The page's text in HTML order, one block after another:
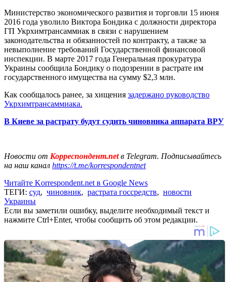
Министерство экономического развития и торговли 15 июня
2016 года уволило Виктора Бондика с должности директора
ГП Укрхимтрансаммиак в связи с нарушением
законодательства и обязанностей по контракту, а также за
невыполнение требований Государственной финансовой
инспекции. В марте 2017 года Генеральная прокуратура
Украины сообщила Бондику о подозрении в растрате им
государственного имущества на сумму $2,3 млн.
Как сообщалось ранее, за хищения задержано руководство
Укрхимтрансаммиака.
В Киеве за растрату будут судить чиновника аппарата ВРУ
Новости от Корреспондент.netв Telegram. Подписывайтесь
на наш канал https://t.me/korrespondentnet
Читайте Korrespondent.net в Google News
ТЕГИ: суд, чиновник, растрата госсредств, новости
Украины
Если вы заметили ошибку, выделите необходимый текст и
нажмите Ctrl+Enter, чтобы сообщить об этом редакции.